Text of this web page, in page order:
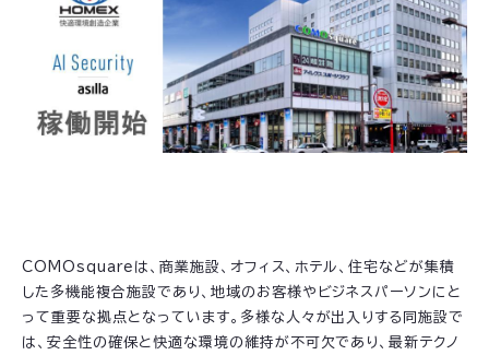
COMOsquareは、商業施設、オフィス、ホテル、住宅などが集積
した多機能複合施設であり、地域のお客様やビジネスパーソンにと
って重要な拠点となっています。多様な人々が出入りする同施設で
は、安全性の確保と快適な環境の維持が不可欠であり、最新テクノ